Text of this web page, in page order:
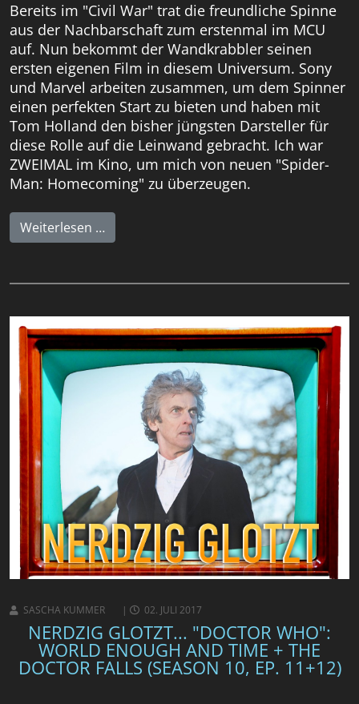
Bereits im "Civil War" trat die freundliche Spinne
aus der Nachbarschaft zum erstenmal im MCU
auf. Nun bekommt der Wandkrabbler seinen
ersten eigenen Film in diesem Universum. Sony
und Marvel arbeiten zusammen, um dem Spinner
einen perfekten Start zu bieten und haben mit
Tom Holland den bisher jüngsten Darsteller für
diese Rolle auf die Leinwand gebracht. Ich war
ZWEIMAL im Kino, um mich von neuen "Spider-
Man: Homecoming" zu überzeugen.
Weiterlesen …
SASCHA KUMMER 02. JULI 2017
NERDZIG GLOTZT... "DOCTOR WHO":
WORLD ENOUGH AND TIME + THE
DOCTOR FALLS (SEASON 10, EP. 11+12)